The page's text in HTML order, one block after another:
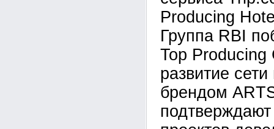
Producing
Группа RBI
Top Producing
развитие
брендом
подтверждают